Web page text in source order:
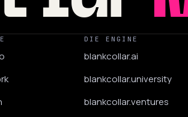
DIE ENGINE
blankcollar.ai
blankcollar.university
blankcollar.ventures